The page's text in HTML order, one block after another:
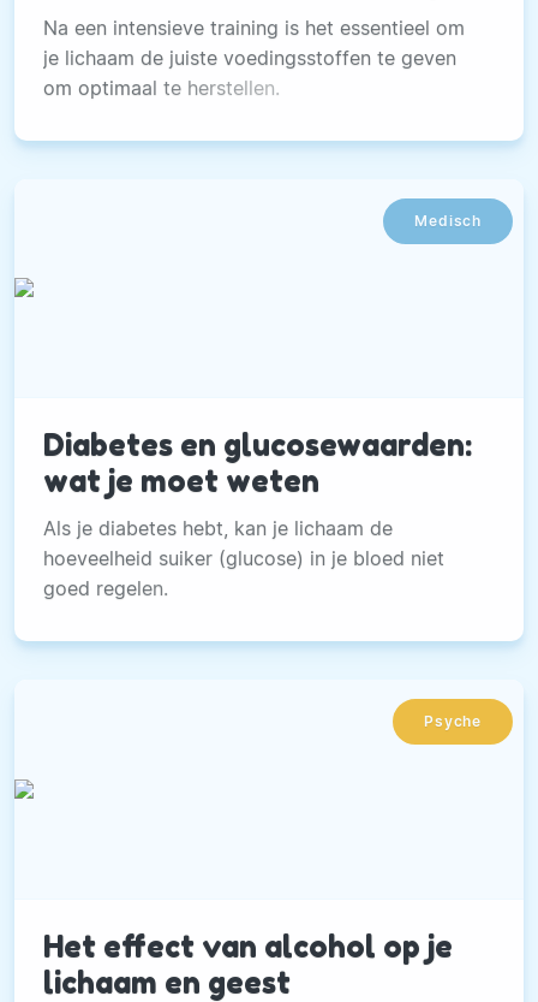
Na een intensieve training is het essentieel om
je lichaam de juiste voedingsstoffen te geven
om optimaal te herstellen.
Medisch
Diabetes en glucosewaarden:
wat je moet weten
Als je diabetes hebt, kan je lichaam de
hoeveelheid suiker (glucose) in je bloed niet
goed regelen.
Psyche
Het effect van alcohol op je
lichaam en geest